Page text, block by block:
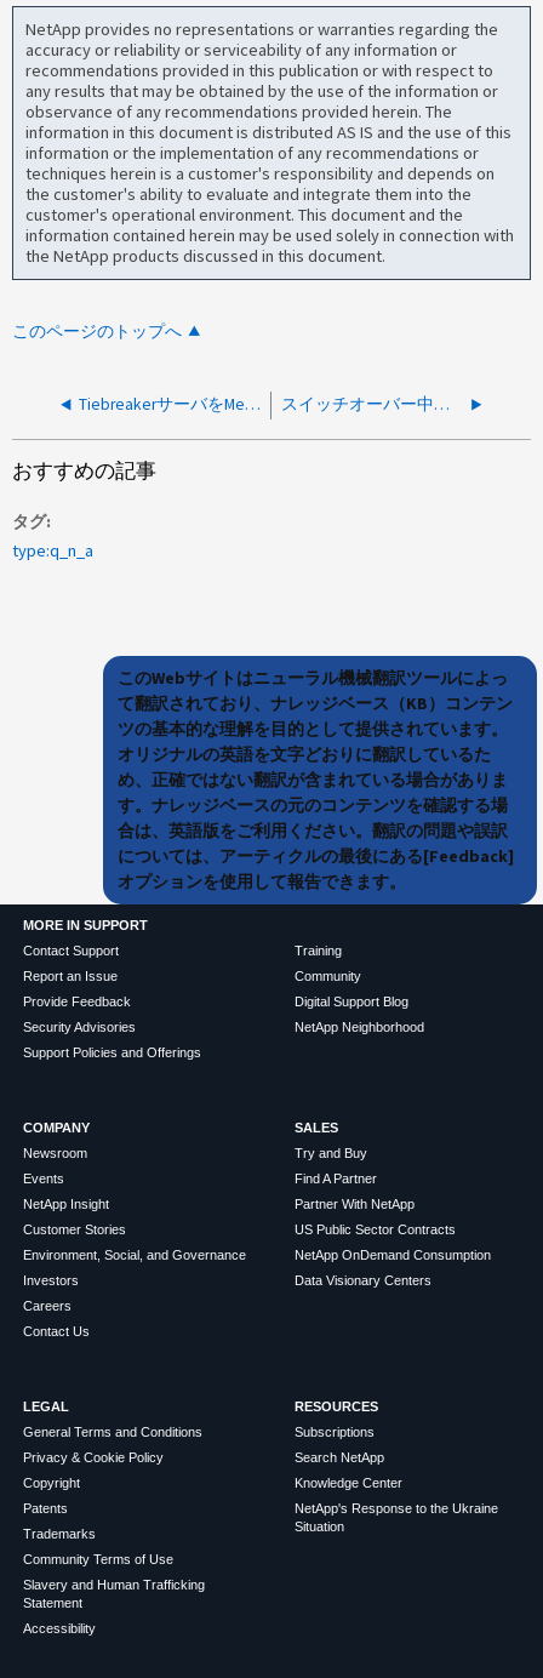
NetApp provides no representations or warranties regarding the
accuracy or reliability or serviceability of any information or
recommendations provided in this publication or with respect to
any results that may be obtained by the use of the information or
observance of any recommendations provided herein. The
information in this document is distributed AS IS and the use of this
information or the implementation of any recommendations or
techniques herein is a customer's responsibility and depends on
the customer's ability to evaluate and integrate them into the
customer's operational environment. This document and the
information contained herein may be used solely in connection with
the NetApp products discussed in this document.
このページのトップへ
TiebreakerサーバをMetroClusterと同じサイトにホストできますか。 スイッチオーバー中にノード管理インターフェイスまたはクラスタ管理インターフェイスを変更できますか。
おすすめの記事
タグ
type:q_n_a
このWebサイトはニューラル機械翻訳ツールによっ
て翻訳されており、ナレッジベース（KB）コンテン
ツの基本的な理解を目的として提供されています。
オリジナルの英語を文字どおりに翻訳しているた
め、正確ではない翻訳が含まれている場合がありま
す。ナレッジベースの元のコンテンツを確認する場
合は、英語版をご利用ください。翻訳の問題や誤訳
については、アーティクルの最後にある[Feedback]
オプションを使用して報告できます。
MORE IN SUPPORT
Contact Support
Report an Issue
Provide Feedback
Security Advisories
Support Policies and Offerings
Training
Community
Digital Support Blog
NetApp Neighborhood
COMPANY
Newsroom
Events
NetApp Insight
Customer Stories
Environment, Social, and Governance
Investors
Careers
Contact Us
SALES
Try and Buy
Find A Partner
Partner With NetApp
US Public Sector Contracts
NetApp OnDemand Consumption
Data Visionary Centers
LEGAL
General Terms and Conditions
Privacy & Cookie Policy
Copyright
Patents
Trademarks
Community Terms of Use
Slavery and Human Trafficking
Statement
Accessibility
RESOURCES
Subscriptions
Search NetApp
Knowledge Center
NetApp's Response to the Ukraine
Situation